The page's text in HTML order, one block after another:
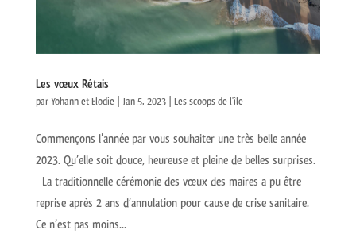
Les vœux Rétais
parYohann et Elodie| Jan 5, 2023| Les scoops de l'île
Commençons l’année par vous souhaiter une très belle année
2023. Qu’elle soit douce, heureuse et pleine de belles surprises.
La traditionnelle cérémonie des vœux des maires a pu être
reprise après 2 ans d’annulation pour cause de crise sanitaire.
Ce n’est pas moins...